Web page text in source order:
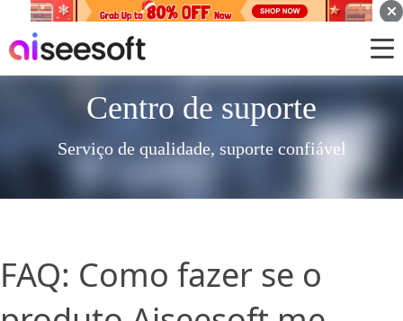
Centro de suporte
Serviço de qualidade, suporte confiável
FAQ: Como fazer se o